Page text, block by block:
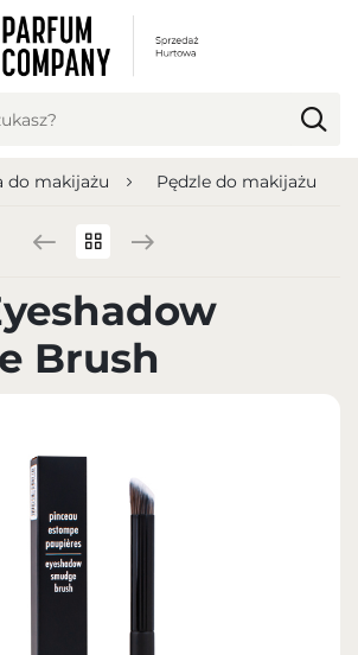
do makijażu Pędzle do makijażu
Brush
REGIONALNE
ZAPISZ